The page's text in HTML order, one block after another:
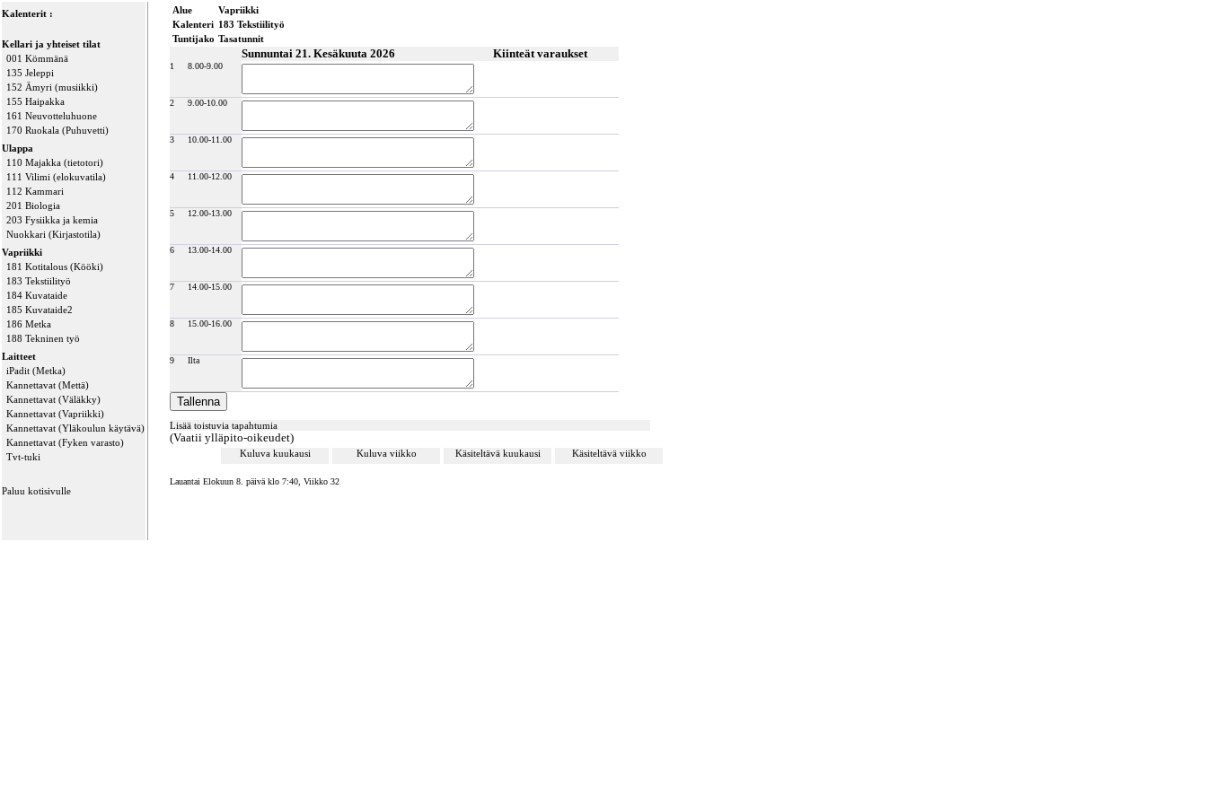
Kalenterit :
Kellari ja yhteiset tilat
001 Kömmänä
135 Jeleppi
152 Ämyri (musiikki)
155 Haipakka
161 Neuvotteluhuone
170 Ruokala (Puhuvetti)
Ulappa
110 Majakka (tietotori)
111 Vilimi (elokuvatila)
112 Kammari
201 Biologia
203 Fysiikka ja kemia
Nuokkari (Kirjastotila)
Vapriikki
181 Kotitalous (Kööki)
183 Tekstiilityö
184 Kuvataide
185 Kuvataide2
186 Metka
188 Tekninen työ
Laitteet
iPadit (Metka)
Kannettavat (Mettä)
Kannettavat (Väläkky)
Kannettavat (Vapriikki)
Kannettavat (Yläkoulun käytävä)
Kannettavat (Fyken varasto)
Tvt-tuki
Paluu kotisivulle
Alue
Vapriikki
Kalenteri 183 Tekstiilityö
Tuntijako Tasatunnit
Sunnuntai 21. Kesäkuuta 2026 Kiinteät varaukset
1 8.00-9.00
2 9.00-10.00
3 10.00-11.00
4 11.00-12.00
5 12.00-13.00
6 13.00-14.00
7 14.00-15.00
8 15.00-16.00
9 Ilta
Lisää toistuvia tapahtumia
(Vaatii ylläpito-oikeudet)
Kuluva kuukausi Kuluva viikko Käsiteltävä kuukausi Käsiteltävä viikko
Lauantai Elokuun 8. päivä klo 7:40, Viikko 32